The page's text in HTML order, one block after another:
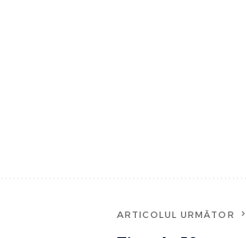
ARTICOLUL URMĂTOR